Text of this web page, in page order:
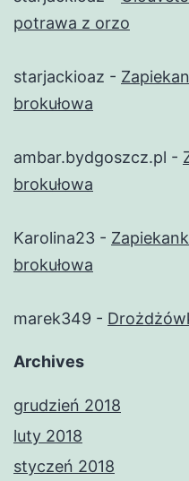
potrawa z orzo
starjackioaz -
brokułowa
ambar.bydgoszcz.pl -
brokułowa
Karolina23 -
brokułowa
marek349 -
Archives
grudzień 2018
luty 2018
styczeń 2018